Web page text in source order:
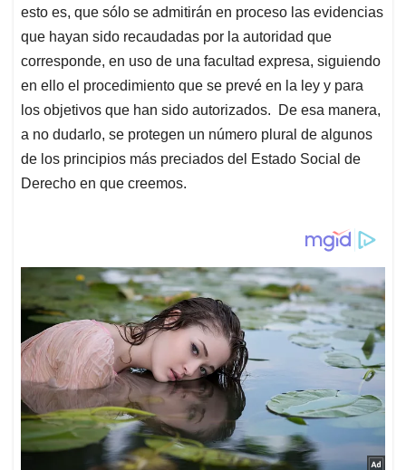
esto es, que sólo se admitirán en proceso las evidencias
que hayan sido recaudadas por la autoridad que
corresponde, en uso de una facultad expresa, siguiendo
en ello el procedimiento que se prevé en la ley y para
los objetivos que han sido autorizados. De esa manera,
a no dudarlo, se protegen un número plural de algunos
de los principios más preciados del Estado Social de
Derecho en que creemos.